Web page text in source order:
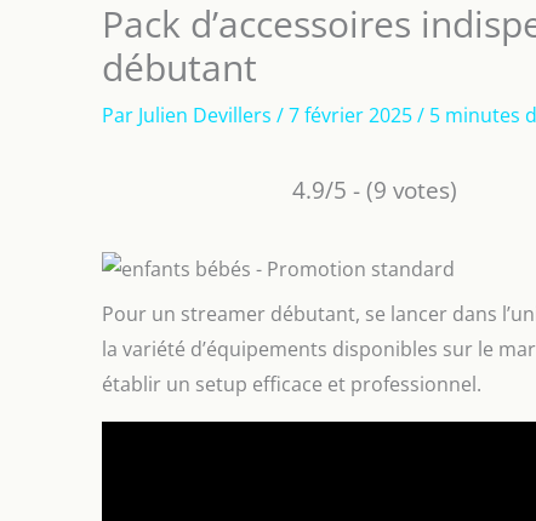
Pack d’accessoires
débutant
Par Julien Devillers /7 février 2025/ 5 minutes
4.9/5 - (9 votes)
Pour un streamer débutant, se lancer dans
la variété d’équipements disponibles sur le
établir un setup efficace et professionnel.